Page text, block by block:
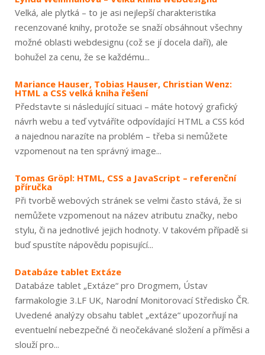
Velká, ale plytká – to je asi nejlepší charakteristika
recenzované knihy, protože se snaží obsáhnout všechny
možné oblasti webdesignu (což se jí docela daří), ale
bohužel za cenu, že se každému...
Mariance Hauser, Tobias Hauser, Christian Wenz:
HTML a CSS velká kniha řešení
Představte si následující situaci – máte hotový grafický
návrh webu a teď vytváříte odpovídající HTML a CSS kód
a najednou narazíte na problém – třeba si nemůžete
vzpomenout na ten správný image...
Tomas Gröpl: HTML, CSS a JavaScript – referenční
příručka
Při tvorbě webových stránek se velmi často stává, že si
nemůžete vzpomenout na název atributu značky, nebo
stylu, či na jednotlivé jejich hodnoty. V takovém případě si
buď spustíte nápovědu popisující...
Databáze tablet Extáze
Databáze tablet „Extáze“ pro Drogmem, Ústav
farmakologie 3.LF UK, Narodní Monitorovací Středisko ČR.
Uvedené analýzy obsahu tablet „extáze“ upozorňují na
eventuelní nebezpečné či neočekávané složení a příměsi a
slouží pro...